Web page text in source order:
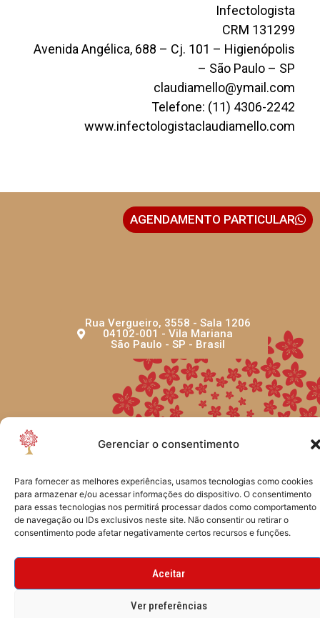
Gerenciar o consentimento
Para fornecer as melhores experiências, usamos tecnologias como cookies
para armazenar e/ou acessar informações do dispositivo. O consentimento
para essas tecnologias nos permitirá processar dados como comportamento
de navegação ou IDs exclusivos neste site. Não consentir ou retirar o
consentimento pode afetar negativamente certos recursos e funções.
Aceitar
Ver preferências
Infectologista
CRM 131299
Avenida Angélica, 688 – Cj. 101 – Higienópolis
– São Paulo – SP
claudiamello@ymail.com
Telefone: (11) 4306-2242
www.infectologistaclaudiamello.com
Rua Vergueiro, 3558 - Sala 1206
04102-001 - Vila Mariana
São Paulo - SP - Brasil
AGENDAMENTO PARTICULAR